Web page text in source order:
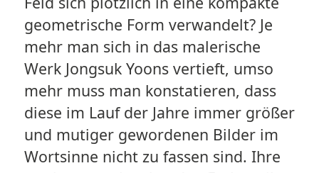
geometrische Form verwandelt? Je
mehr man sich in das malerische
Werk Jongsuk Yoons vertieft, umso
mehr muss man konstatieren, dass
diese im Lauf der Jahre immer größer
und mutiger gewordenen Bilder im
Wortsinne nicht zu fassen sind. Ihre